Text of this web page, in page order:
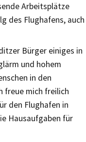
Arbeitsplätze
des Flughafens, auch
Bürger einiges in
und hohem
in den
freue mich freilich
den Flughafen in
Hausaufgaben für